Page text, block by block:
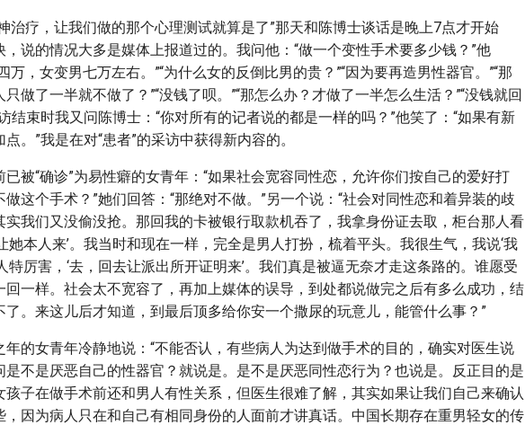
治疗，让我们做的那个心理测试就算是了”那天和陈博士谈话是晚上7点才开始
，说的情况大多是媒体上报道过的。我问他：“做一个变性手术要多少钱？”他
万，女变男七万左右。”“为什么女的反倒比男的贵？”“因为要再造男性器官。”“那
做了一半就不做了？”“没钱了呗。”“那怎么办？才做了一半怎么生活？”“没钱就回
结束时我又问陈博士：“你对所有的记者说的都是一样的吗？”他笑了：“如果有新
。”我是在对“患者”的采访中获得新内容的。
被“确诊”为易性癖的女青年：“如果社会宽容同性恋，允许你们按自己的爱好打
这个手术？”她们回答：“那绝对不做。”另一个说：“社会对同性恋和着异装的歧
实我们又没偷没抢。那回我的卡被银行取款机吞了，我拿身份证去取，柜台那人看
她本人来’。我当时和现在一样，完全是男人打扮，梳着平头。我很生气，我说‘我
特厉害，‘去，回去让派出所开证明来’。我们真是被逼无奈才走这条路的。谁愿受
回一样。社会太不宽容了，再加上媒体的误导，到处都说做完之后有多么成功，结
了。来这儿后才知道，到最后顶多给你安一个撒尿的玩意儿，能管什么事？”
年的女青年冷静地说：“不能否认，有些病人为达到做手术的目的，确实对医生说
是不是厌恶自己的性器官？就说是。是不是厌恶同性恋行为？也说是。反正目的是
孩子在做手术前还和男人有性关系，但医生很难了解，其实如果让我们自己来确认
，因为病人只在和自己有相同身份的人面前才讲真话。中国长期存在重男轻女的传